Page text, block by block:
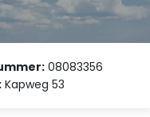
08083356
Kapweg 53